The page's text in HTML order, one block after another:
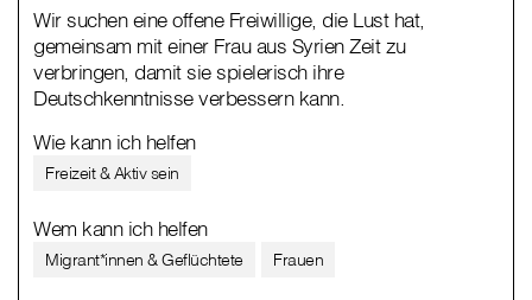
Wir suchen eine offene Freiwillige, die Lust hat,
gemeinsam mit einer Frau aus Syrien Zeit zu
verbringen, damit sie spielerisch ihre
Deutschkenntnisse verbessern kann.
Wie kann ich helfen
Freizeit & Aktiv sein
Wem kann ich helfen
Migrant*innen & Geflüchtete Frauen